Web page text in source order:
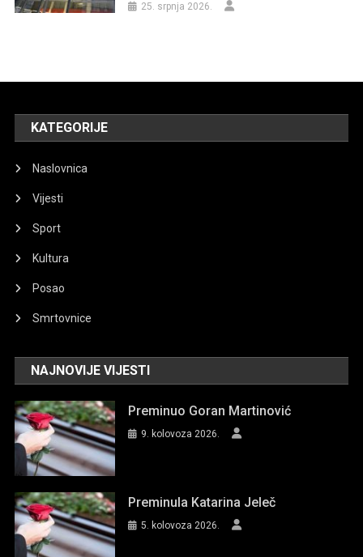
25. srpnja 2026.
KATEGORIJE
Naslovnica
Vijesti
Sport
Kultura
Posao
Smrtovnice
NAJNOVIJE VIJESTI
Preminuo Goran Martinović
9. kolovoza 2026.
Preminula Katarina Jeleč
5. kolovoza 2026.